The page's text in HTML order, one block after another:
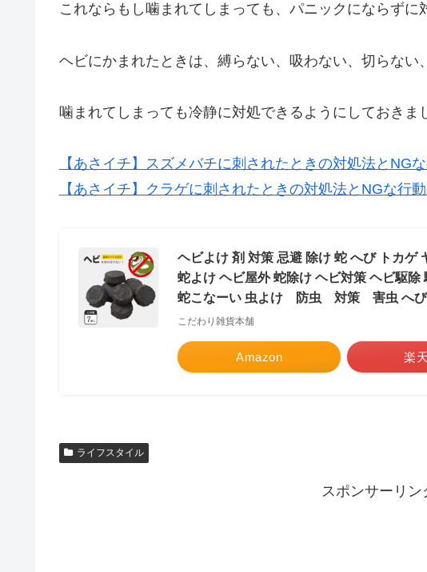
これならもし噛まれてしまっても、パニックにならずに
ヘビにかまれたときは、縛らない、吸わない、切らない
噛まれてしまっても冷静に対処できるようにしておきま
【あさイチ】スズメバチに刺されたときの対処法とNG
【あさイチ】クラゲに刺されたときの対処法とNGな行
ヘビよけ 剤 対策 忌避 除け 蛇 へび トカゲ
蛇よけ ヘビ屋外 蛇除け ヘビ対策 ヘビ駆
蛇こなーい 虫よけ 防虫 対策 害虫 へび
こだわり雑貨本舗
Amazon 楽
ライフスタイル
スポンサーリン